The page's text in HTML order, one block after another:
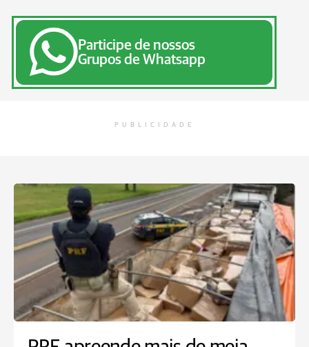
Participe de nossos
Grupos de Whatsapp
PUBLICIDADE